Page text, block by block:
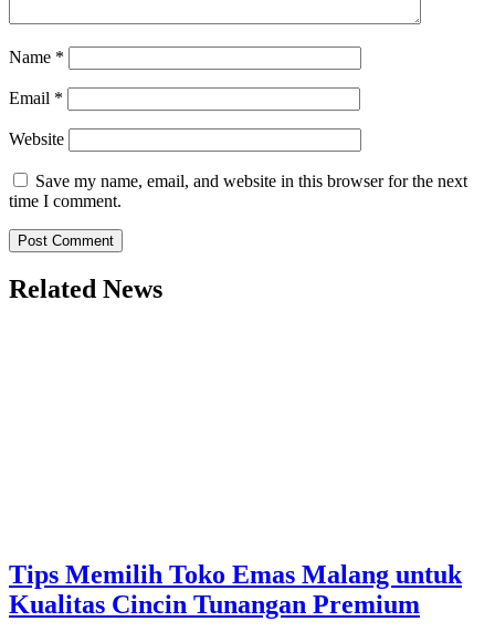
Name *
Email *
Website
Save my name, email, and website in this browser for the next
time I comment.
Related News
Tips Memilih Toko Emas Malang untuk
Kualitas Cincin Tunangan Premium